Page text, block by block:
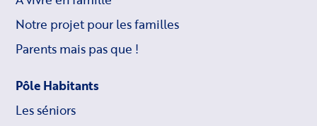
Notre projet pour les familles
Parents mais pas que !
Pôle Habitants
Les séniors